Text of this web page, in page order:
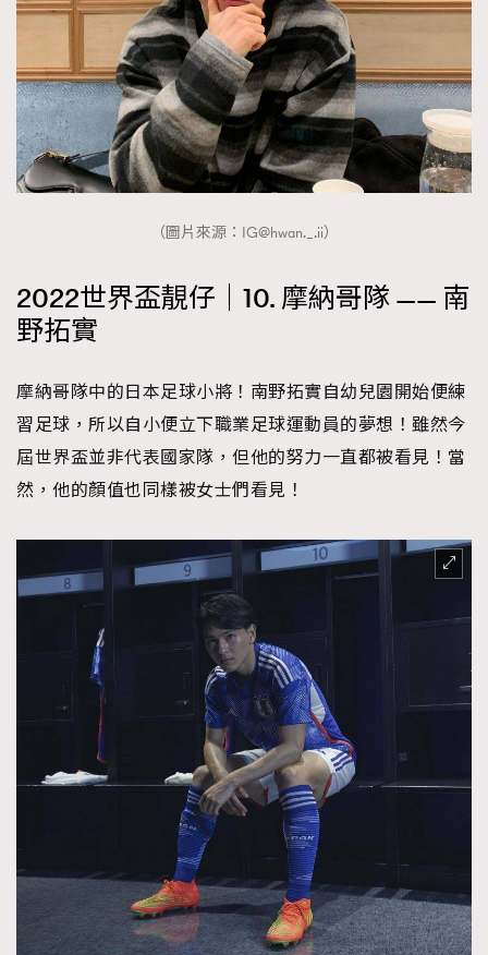
（圖片來源：IG@hwan._.ii）
2022世界盃靚仔｜10. 摩納哥隊 —— 南
野拓實
摩納哥隊中的日本足球小將！南野拓實自幼兒園開始便練
習足球，所以自小便立下職業足球運動員的夢想！雖然今
屆世界盃並非代表國家隊，但他的努力一直都被看見！當
然，他的顏值也同樣被女士們看見！